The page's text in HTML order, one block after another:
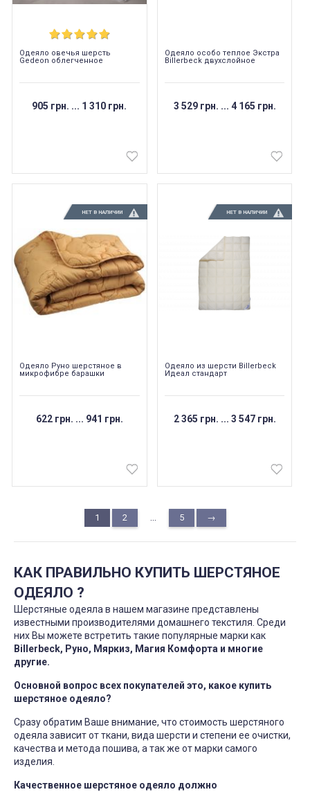
Одеяло овечья шерсть
Gedeon облегченное
905 грн. ... 1 310 грн.
Одеяло особо теплое Экстра
Billerbeck двухслойное
3 529 грн. ... 4 165 грн.
НЕТ В НАЛИЧИИ
Одеяло Руно шерстяное в
микрофибре барашки
622 грн. ... 941 грн.
НЕТ В НАЛИЧИИ
Одеяло из шерсти Billerbeck
Идеал стандарт
2 365 грн. ... 3 547 грн.
1 2 ... 5 →
КАК ПРАВИЛЬНО КУПИТЬ ШЕРСТЯНОЕ
ОДЕЯЛО ?
Шерстяные одеяла в нашем магазине представлены
известными производителями домашнего текстиля. Среди
них Вы можете встретить такие популярные марки как
Billerbeck, Руно, Мяркиз, Магия Комфорта и многие
другие.
Основной вопрос всех покупателей это, какое купить
шерстяное одеяло?
Сразу обратим Ваше внимание, что стоимость шерстяного
одеяла зависит от ткани, вида шерсти и степени ее очистки,
качества и метода пошива, а так же от марки самого
изделия.
Качественное шерстяное одеяло должно